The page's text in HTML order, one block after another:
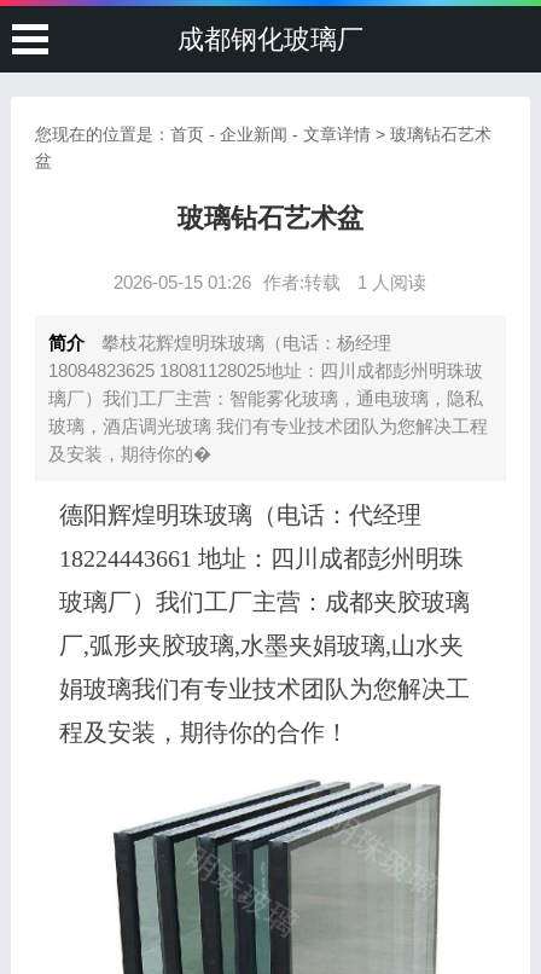
成都钢化玻璃厂
您现在的位置是： 首页- 企业新闻 - 文章详情 > 玻璃钻石艺术
盆
玻璃钻石艺术盆
2026-05-15 01:26 作者:转载 1 人阅读
简介
攀枝花辉煌明珠玻璃（电话：杨经理
18084823625 18081128025地址：四川成都彭州明珠玻
璃厂）我们工厂主营：智能雾化玻璃，通电玻璃，隐私
玻璃，酒店调光玻璃 我们有专业技术团队为您解决工程
及安装，期待你的�
德阳辉煌明珠玻璃（电话：代经理
18224443661 地址：四川成都彭州明珠
玻璃厂）我们工厂主营：成都夹胶玻璃
厂,弧形夹胶玻璃,水墨夹娟玻璃,山水夹
娟玻璃我们有专业技术团队为您解决工
程及安装，期待你的合作！